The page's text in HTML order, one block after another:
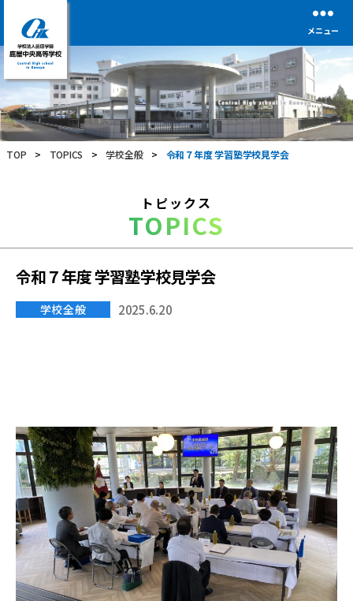
学
校
法
人
前
田
央
等
学
校
メニュー
TOP > TOPICS > 学校全般 > 令和７年度 学習塾学校見学会
トピックス
TOPICS
令和７年度 学習塾学校見学会
学校全般 2025.6.20